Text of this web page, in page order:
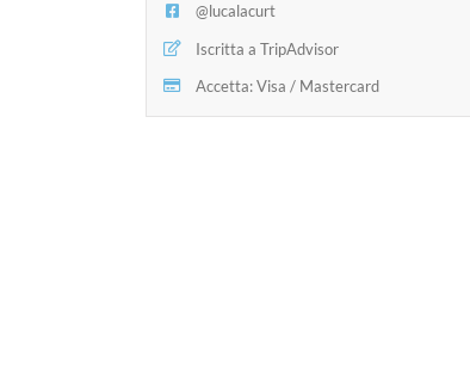
@lucalacurt
Iscritta a TripAdvisor
Accetta: Visa / Mastercard